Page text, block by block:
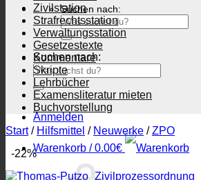
Suchen nach:
Suchen nach:
Anmelden
Warenkorb /0.00€
Zivilstation
Strafrechtsstation
Verwaltungsstation
Gesetzestexte
Kommentare
Skripte
Lehrbücher
Examensliteratur mieten
Buchvorstellung
Start / Hilfsmittel / Neuwerke / ZPO
-22%